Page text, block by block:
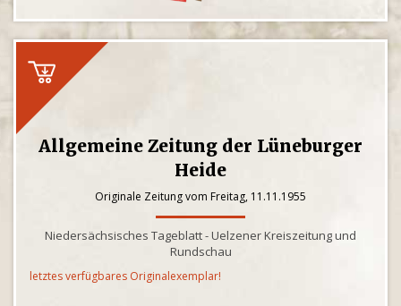
Allgemeine Zeitung der Lüneburger
Heide
Originale Zeitung vom Freitag, 11.11.1955
Niedersächsisches Tageblatt - Uelzener Kreiszeitung und
Rundschau
letztes verfügbares Originalexemplar!